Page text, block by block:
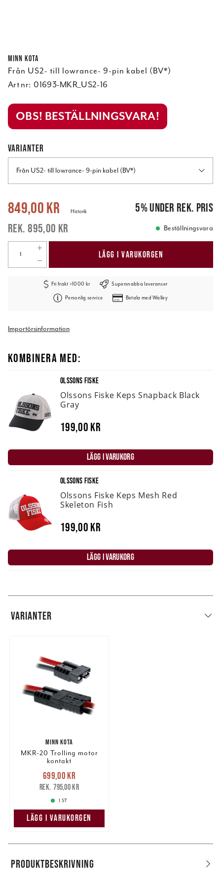
Minn Kota
Från US2- till lowrance- 9-pin kabel (BV*)
Art nr: 01693-MKR_US2-16
OBS! BESTÄLLNINGSVARA!
VARIANTER
Från US2- till lowrance- 9-pin kabel (BV*)
Nuvarande pris:849,00 kr 895,00 kr
849,00 kr
895,00 kr
Historik 5%under rek. pris
Beställningsvara
LÄGG I VARUKORGEN
Fri frakt >1000 kr Supersnabba leveranser
Personlig service Betala med Walley
Importörsinformation
KOMBINERA MED:
OLSSONS FISKE
Olssons Fiske Keps Snapback Black
Gray
199,00 kr
LÄGG I VARUKORG
OLSSONS FISKE
Olssons Fiske Keps Mesh Red
Skeleton Fish
199,00 kr
LÄGG I VARUKORG
VARIANTER
MINN KOTA
MKR-20 Trolling motor
kontakt
Nuvarande pris
699,00 krTidigare pris
795,00 kr
699,00 kr
795,00 kr
1 ST
LÄGG I VARUKORGEN
PRODUKTBESKRIVNING